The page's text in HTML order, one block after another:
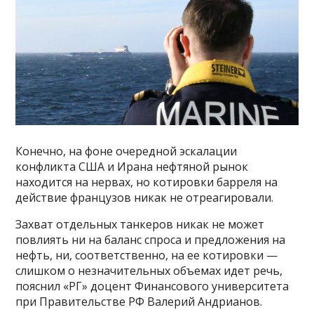
Конечно, на фоне очередной эскалации
конфликта США и Ирана нефтяной рынок
находится на нервах, но котировки барреля на
действие французов никак не отреагировали.
Захват отдельных танкеров никак не может
повлиять ни на баланс спроса и предложения на
нефть, ни, соответственно, на ее котировки —
слишком о незначительных объемах идет речь,
пояснил «РГ» доцент Финансового университета
при Правительстве РФ Валерий Андрианов.